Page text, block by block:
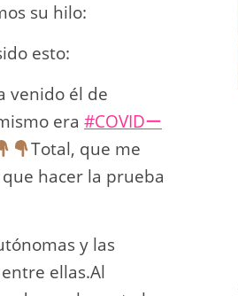
su hilo:
esto:
venido él de
era #COVIDー
Total, que me
hacer la prueba
y las
ellas.Al